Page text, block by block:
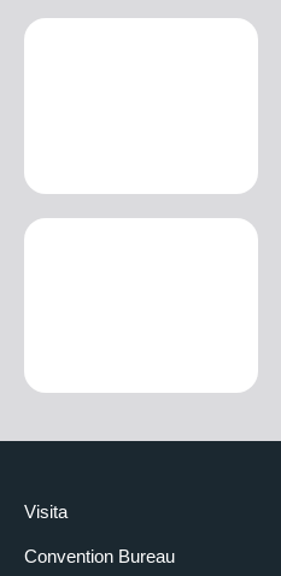
Visita
Convention Bureau